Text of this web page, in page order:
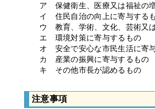
ア 保健衛生、医療又は福祉の
イ 住民自治の向上に寄与する
ウ 教育、学術、文化、芸術又
エ 環境対策に寄与するもの
オ 安全で安心な市民生活に寄
カ 産業の振興に寄与するもの
キ その他市長が認めるもの
注意事項